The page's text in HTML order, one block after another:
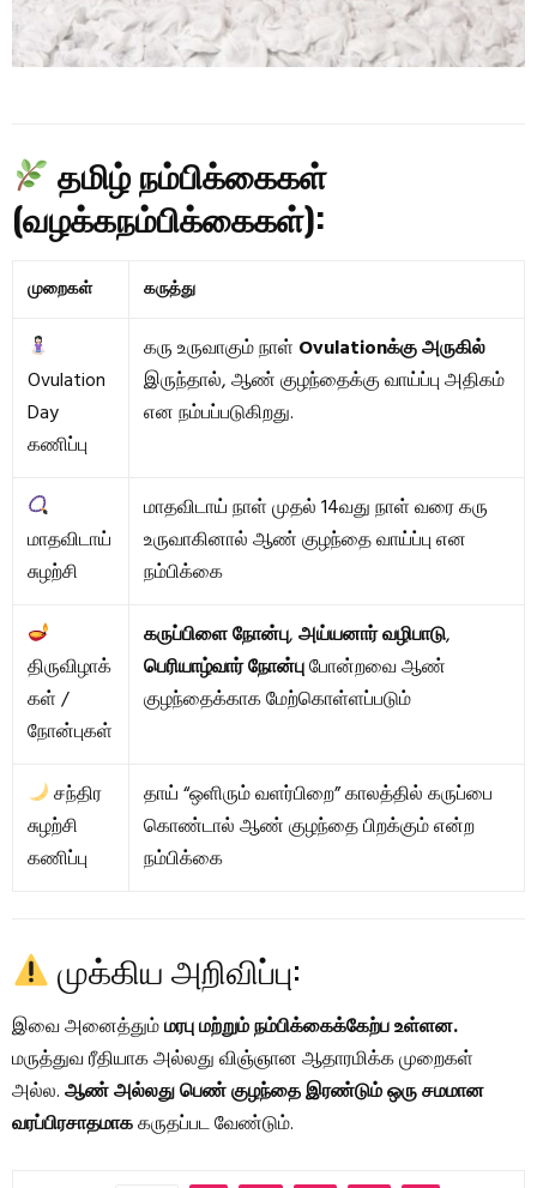
தமிழ் நம்பிக்கைகள்
(வழக்கநம்பிக்கைகள்):
முறைகள் கருத்து
Ovulation
Day
கணிப்பு
கரு உருவாகும் நாள் Ovulationக்கு அருகில்
இருந்தால், ஆண் குழந்தைக்கு வாய்ப்பு அதிகம்
என நம்பப்படுகிறது.
மாதவிடாய்
சுழற்சி
மாதவிடாய் நாள் முதல் 14வது நாள் வரை கரு
உருவாகினால் ஆண் குழந்தை வாய்ப்பு என
நம்பிக்கை
திருவிழாக்
கள் /
நோன்புகள்
கருப்பிளை நோன்பு,அய்யனார் வழிபாடு,
பெரியாழ்வார் நோன்புபோன்றவை ஆண்
குழந்தைக்காக மேற்கொள்ளப்படும்
சந்திர
சுழற்சி
கணிப்பு
தாய் “ஒளிரும் வளர்பிறை” காலத்தில் கருப்பை
கொண்டால் ஆண் குழந்தை பிறக்கும் என்ற
நம்பிக்கை
முக்கிய அறிவிப்பு:
இவை அனைத்தும்மரபு மற்றும் நம்பிக்கைக்கேற்ப உள்ளன.
மருத்துவ ரீதியாக அல்லது விஞ்ஞான ஆதாரமிக்க முறைகள்
அல்ல.ஆண் அல்லது பெண் குழந்தை இரண்டும் ஒரு சமமான
வரப்பிரசாதமாககருதப்பட வேண்டும்.